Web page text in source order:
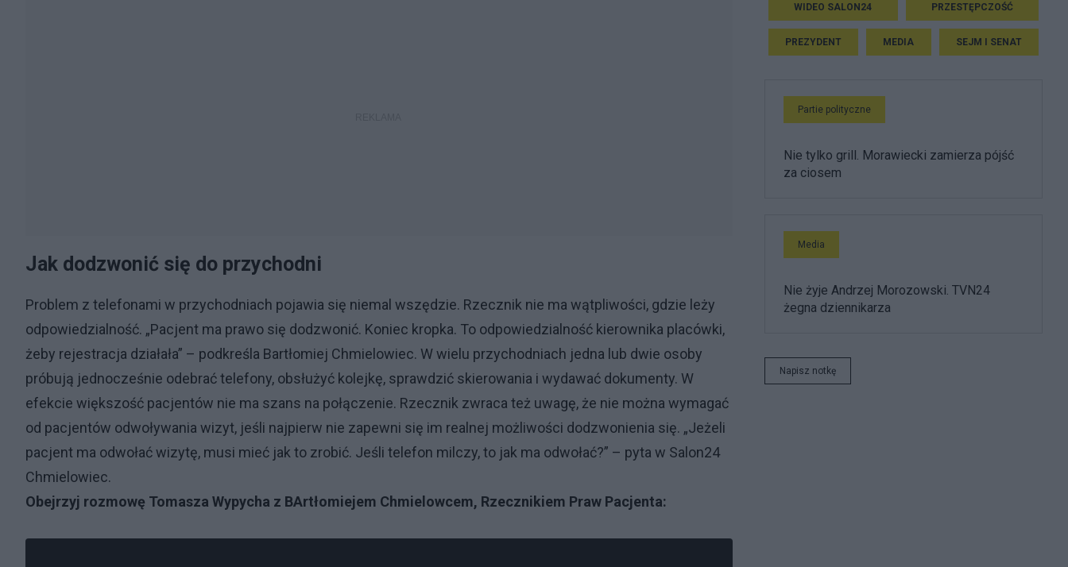
Jak dodzwonić się do przychodni
Problem z telefonami w przychodniach pojawia się niemal wszędzie. Rzecznik nie ma wątpliwości, gdzie leży
odpowiedzialność. „Pacjent ma prawo się dodzwonić. Koniec kropka. To odpowiedzialność kierownika placówki,
żeby rejestracja działała” – podkreśla Bartłomiej Chmielowiec. W wielu przychodniach jedna lub dwie osoby
próbują jednocześnie odebrać telefony, obsłużyć kolejkę, sprawdzić skierowania i wydawać dokumenty. W
efekcie większość pacjentów nie ma szans na połączenie. Rzecznik zwraca też uwagę, że nie można wymagać
od pacjentów odwoływania wizyt, jeśli najpierw nie zapewni się im realnej możliwości dodzwonienia się. „Jeżeli
pacjent ma odwołać wizytę, musi mieć jak to zrobić. Jeśli telefon milczy, to jak ma odwołać?” – pyta w Salon24
Chmielowiec.
Obejrzyj rozmowę Tomasza Wypycha z BArtłomiejem Chmielowcem, Rzecznikiem Praw Pacjenta:
WIDEO SALON24 PRZESTĘPCZOŚĆ
PREZYDENT MEDIA SEJM I SENAT
Partie polityczne
Nie tylko grill. Morawiecki zamierza pójść
za ciosem
Media
Nie żyje Andrzej Morozowski. TVN24
żegna dziennikarza
Napisz notkę